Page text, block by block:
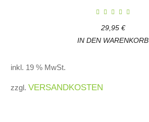
29,95 €
IN DEN WARENKORB
inkl. 19 % MwSt.
zzgl.VERSANDKOSTEN